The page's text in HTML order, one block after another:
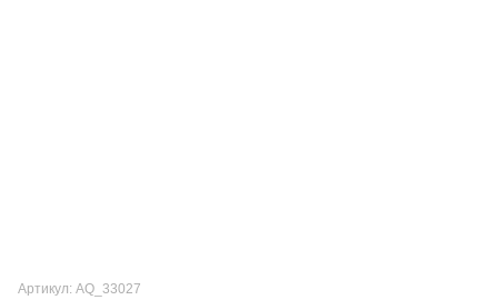
Артикул: AQ_33027